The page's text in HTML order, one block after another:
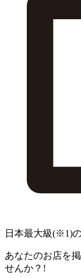
日本最大級(※1)
あなたのお店を
せんか？!